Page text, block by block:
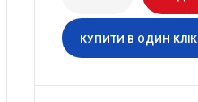
КУПИТИ В ОДИН КЛІК